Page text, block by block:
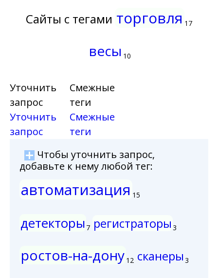
Сайты с тегами торговля 17
весы 10
Уточнить
запрос
Уточнить
запрос
Смежные
теги
Смежные
теги
Чтобы уточнить запрос,
добавьте к нему любой тег:
автоматизация 15
детекторы 7 регистраторы 3
ростов-на-дону 12 сканеры 3